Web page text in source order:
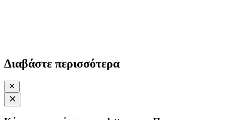
Διαβάστε περισσότερα